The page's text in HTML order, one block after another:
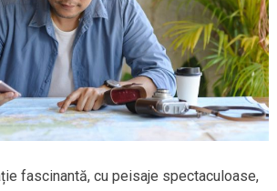
fascinantă, cu peisaje spectaculoase,